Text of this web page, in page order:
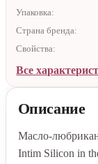
Упаковка:
Страна бренда:
Свойства:
Все
Описание
Масло-
Intim Silicon in